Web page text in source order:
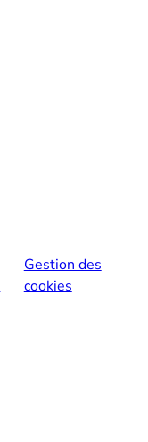
Gestion des
cookies